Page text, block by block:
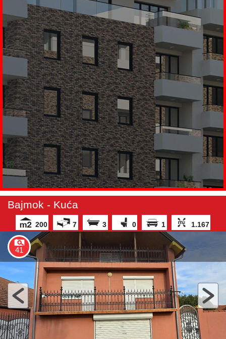
Bajmok - Kuća
200 7 3 0 1 1.167
41